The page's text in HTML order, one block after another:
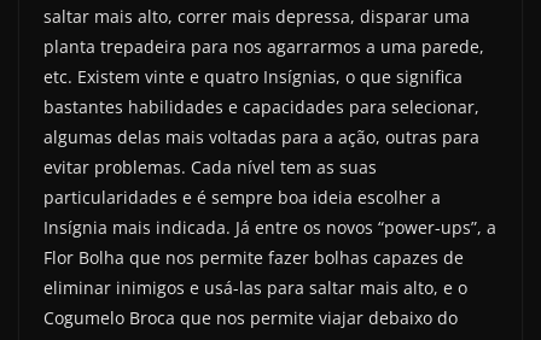
saltar mais alto, correr mais depressa, disparar uma
planta trepadeira para nos agarrarmos a uma parede,
etc. Existem vinte e quatro Insígnias, o que significa
bastantes habilidades e capacidades para selecionar,
algumas delas mais voltadas para a ação, outras para
evitar problemas. Cada nível tem as suas
particularidades e é sempre boa ideia escolher a
Insígnia mais indicada. Já entre os novos “power-ups”, a
Flor Bolha que nos permite fazer bolhas capazes de
eliminar inimigos e usá-las para saltar mais alto, e o
Cogumelo Broca que nos permite viajar debaixo do